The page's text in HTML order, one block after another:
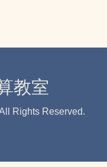
教室
Rights Reserved.